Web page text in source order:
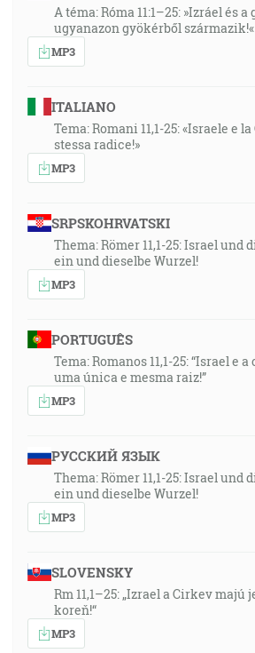
A téma: Róma 11:1–25: »Izráel és
ugyanazon gyökérből származik!«
MP3
ITALIANO
Tema: Romani 11,1-25: «Israele e
stessa radice!»
MP3
SRPSKOHRVATSKI
Thema: Römer 11,1-25: Israel und
ein und dieselbe Wurzel!
MP3
PORTUGUÊS
Tema: Romanos 11,1-25: “Israel e
uma única e mesma raiz!”
MP3
РУССКИЙ ЯЗЫК
Thema: Römer 11,1-25: Israel und
ein und dieselbe Wurzel!
MP3
SLOVENSKY
Rm 11,1–25: „Izrael a Cirkev majú
koreň!“
MP3